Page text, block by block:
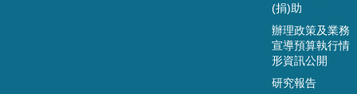
(捐)助
辦理政策及業務
宣導預算執行情
形資訊公開
研究報告